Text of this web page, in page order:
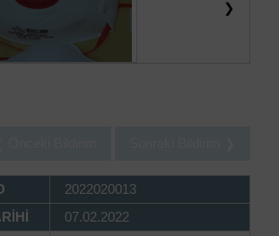
❯
2022020013
07.02.2022